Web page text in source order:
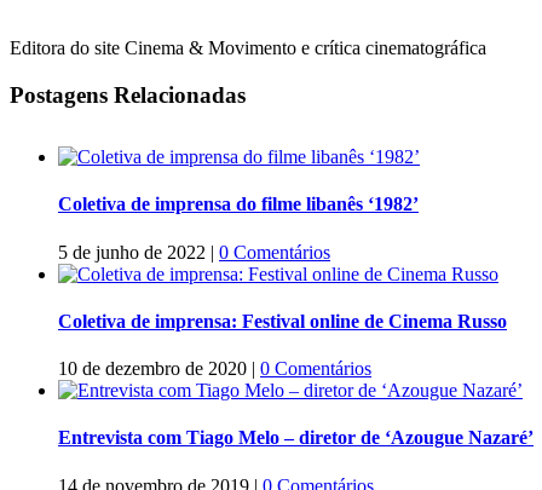
Editora do site Cinema & Movimento e crítica cinematográfica
Postagens Relacionadas
Coletiva de imprensa do filme libanês ‘1982’
5 de junho de 2022 | 0 Comentários
Coletiva de imprensa: Festival online de Cinema Russo
10 de dezembro de 2020 | 0 Comentários
Entrevista com Tiago Melo – diretor de ‘Azougue Nazaré’
14 de novembro de 2019 | 0 Comentários